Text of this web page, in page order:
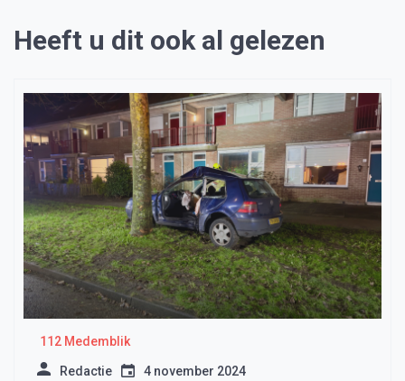
Heeft u dit ook al gelezen
112 Medemblik
Redactie 4 november 2024